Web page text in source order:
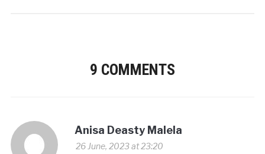
9 COMMENTS
Anisa Deasty Malela
26 June, 2023 at 23:20